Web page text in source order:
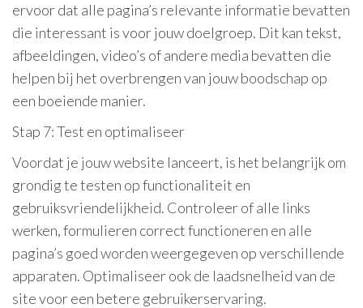
ervoor dat alle pagina’s relevante informatie bevatten
die interessant is voor jouw doelgroep. Dit kan tekst,
afbeeldingen, video’s of andere media bevatten die
helpen bij het overbrengen van jouw boodschap op
een boeiende manier.
Stap 7: Test en optimaliseer
Voordat je jouw website lanceert, is het belangrijk om
grondig te testen op functionaliteit en
gebruiksvriendelijkheid. Controleer of alle links
werken, formulieren correct functioneren en alle
pagina’s goed worden weergegeven op verschillende
apparaten. Optimaliseer ook de laadsnelheid van de
site voor een betere gebruikerservaring.